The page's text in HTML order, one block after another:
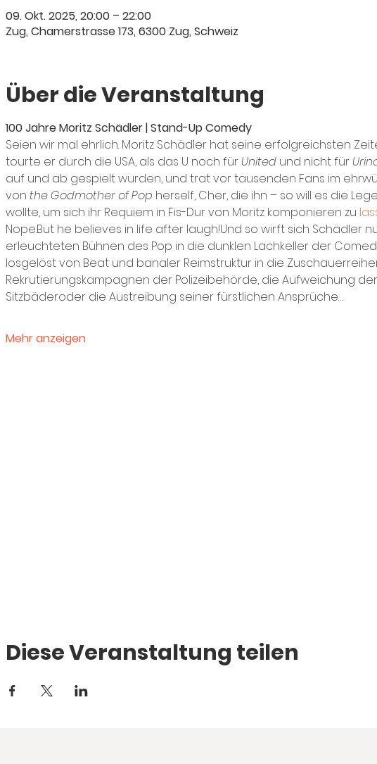
09. Okt. 2025, 20:00 – 22:00
Zug, Chamerstrasse 173, 6300 Zug, Schweiz
Über die Veranstaltung
100 Jahre Moritz Schädler | Stand-Up Comedy
Seien wir mal ehrlich. Moritz Schädler hat seine erfolgreichsten
tourte er durch die USA, als das U noch für United und nicht für
auf und ab gespielt wurden, und trat vor tausenden Fans im
von the Godmother of Pop herself, Cher, die ihn – so will es die
wollte, um sich ihr Requiem in Fis-Dur von Moritz komponieren zu
Nope.But he believes in life after laugh!Und so wirft sich Schädler
erleuchteten Bühnen des Pop in die dunklen Lachkeller der
losgelöst von Beat und banaler Reimstruktur in die
Rekrutierungskampagnen der Polizeibehörde, die Aufweichung
Sitzbäderoder die Austreibung seiner fürstlichen Ansprüche…
Mehr anzeigen
Diese Veranstaltung teilen